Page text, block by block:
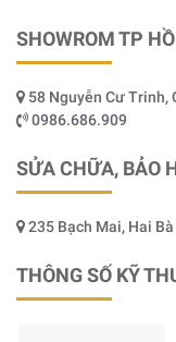
SHOWROM TP
58 Nguyễn Cư Trinh,
0986.686.909
SỬA CHỮA, BẢO
235 Bạch Mai, Hai
THÔNG SỐ KỸ